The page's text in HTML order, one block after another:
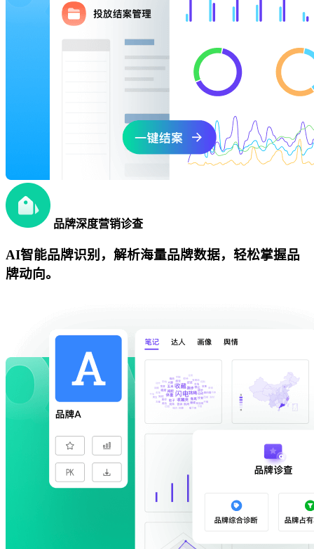
品牌深度营销诊查
AI智能品牌识别，解析海量品牌数据，轻松掌握品
牌动向。